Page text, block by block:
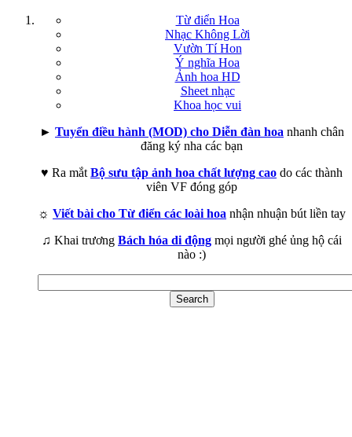
Từ điển Hoa
Nhạc Không Lời
Vườn Tí Hon
Ý nghĩa Hoa
Ảnh hoa HD
Sheet nhạc
Khoa học vui
► Tuyển điều hành (MOD) cho Diễn đàn hoa nhanh chân
đăng ký nha các bạn
♥ Ra mắt Bộ sưu tập ảnh hoa chất lượng cao do các thành
viên VF đóng góp
☼ Viết bài cho Từ điển các loài hoa nhận nhuận bút liền tay
♫ Khai trương Bách hóa di động mọi người ghé ủng hộ cái
nào :)